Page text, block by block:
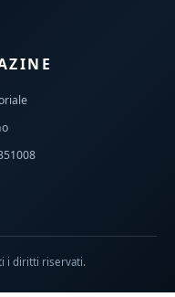
i diritti riservati.